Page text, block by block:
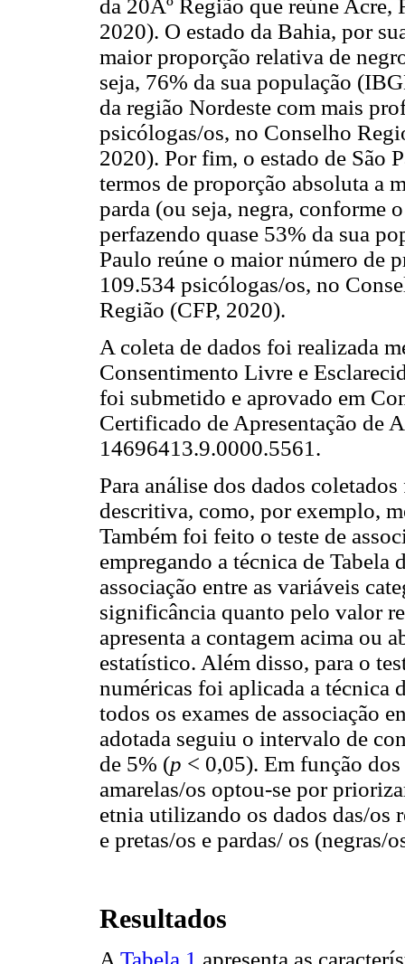
da 20Âº Região que reúne
2020). O estado da Bahia, por
maior proporção relativa de
seja, 76% da sua população
da região Nordeste com mais
psicólogas/os, no Conselho
2020). Por fim, o estado de São
termos de proporção absoluta a
parda (ou seja, negra, conforme
perfazendo quase 53% da sua
Paulo reúne o maior número de
109.534 psicólogas/os, no
Região (CFP, 2020).
A coleta de dados foi realizada
Consentimento Livre e
foi submetido e aprovado em
Certificado de Apresentação de
14696413.9.0000.5561.
Para análise dos dados
descritiva, como, por exemplo,
Também foi feito o teste de
empregando a técnica de Tabela
associação entre as variáveis
significância quanto pelo valor
apresenta a contagem acima ou
estatístico. Além disso, para o
numéricas foi aplicada a técnica
todos os exames de associação
adotada seguiu o intervalo de
de 5% (p < 0,05). Em função
amarelas/os optou-se por
etnia utilizando os dados das/os
e pretas/os e pardas/ os (negras/
Resultados
A Tabela 1 apresenta as